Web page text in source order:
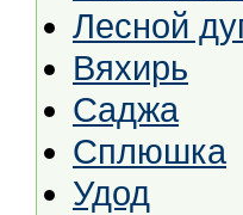
Лесной
Вяхирь
Саджа
Сплюшка
Удод